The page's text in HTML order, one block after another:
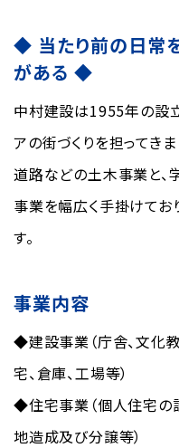
◆ 当たり前の日常
がある ◆
中村建設は1955年の設
アの街づくりを担ってき
道路などの土木事業と、
事業を幅広く手掛けて
す。
事業内容
◆建設事業（庁舎、文化
宅、倉庫、工場等）
◆住宅事業（個人住宅の
地造成及び分譲等）